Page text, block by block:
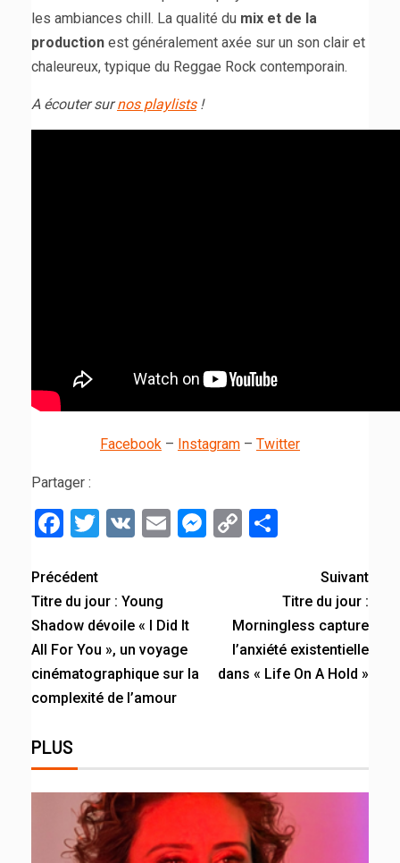
les ambiances chill. La qualité du mix et de la
production est généralement axée sur un son clair et
chaleureux, typique du Reggae Rock contemporain.
A écouter surnos playlists!
Facebook – Instagram – Twitter
Partager :
Facebook
Twitter
VK EmailMessenger
Copy
Précédent
Titre du jour : Young
Shadow dévoile « I Did It
All For You », un voyage
cinématographique sur la
complexité de l’amour
Suivant
Titre du jour :
Morningless capture
l’anxiété existentielle
dans « Life On A Hold »
PLUS